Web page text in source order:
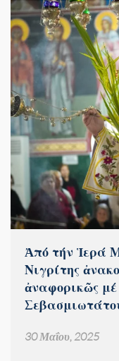
Ἀπό τήν Ἱερά
Νιγρίτης
ἀναφορικῶς
30 Μαΐου, 2025